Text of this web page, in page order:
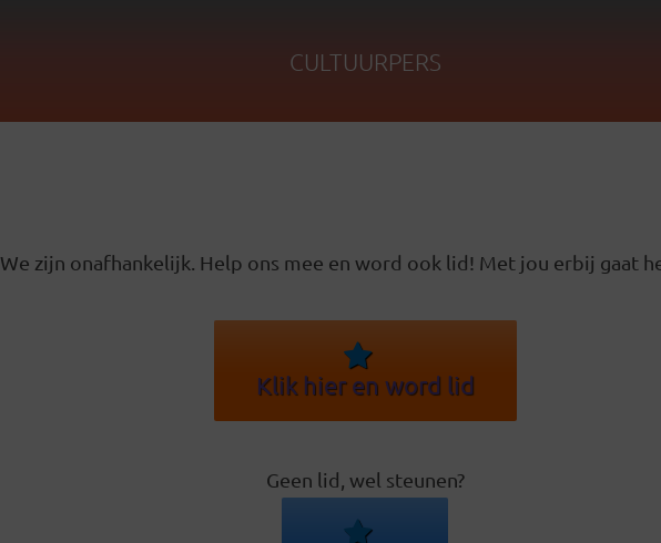
CULTUURPERS
We zijn onafhankelijk. Help ons mee en word ook lid! Met jou erbij gaat
Klik hier en word lid
Geen lid, wel steunen?